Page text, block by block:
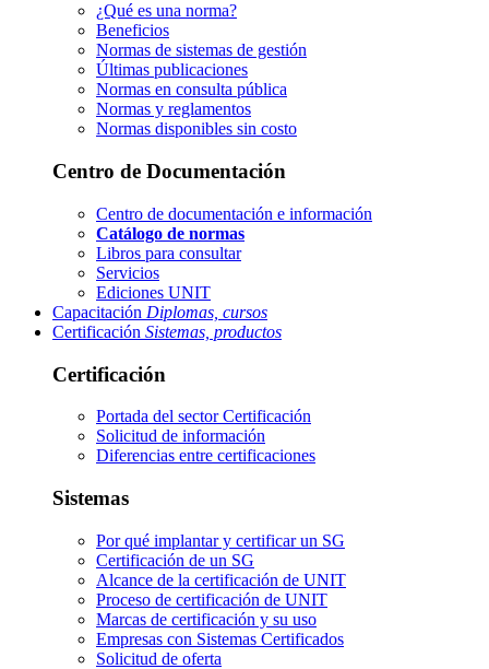
¿Qué es una norma?
Beneficios
Normas de sistemas de gestión
Últimas publicaciones
Normas en consulta pública
Normas y reglamentos
Normas disponibles sin costo
Centro de Documentación
Centro de documentación e información
Catálogo de normas
Libros para consultar
Servicios
Ediciones UNIT
Capacitación Diplomas, cursos
Certificación Sistemas, productos
Certificación
Portada del sectorCertificación
Solicitud de información
Diferencias entre certificaciones
Sistemas
Por qué implantar y certificar un SG
Certificación de un SG
Alcance de la certificación de UNIT
Proceso de certificación de UNIT
Marcas de certificación y su uso
Empresas con Sistemas Certificados
Solicitud de oferta